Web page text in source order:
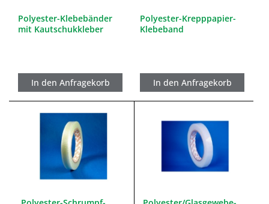
Polyester-Klebebänder
mit Kautschukkleber
In den Anfragekorb
Polyester-Krepppapier-
Klebeband
In den Anfragekorb